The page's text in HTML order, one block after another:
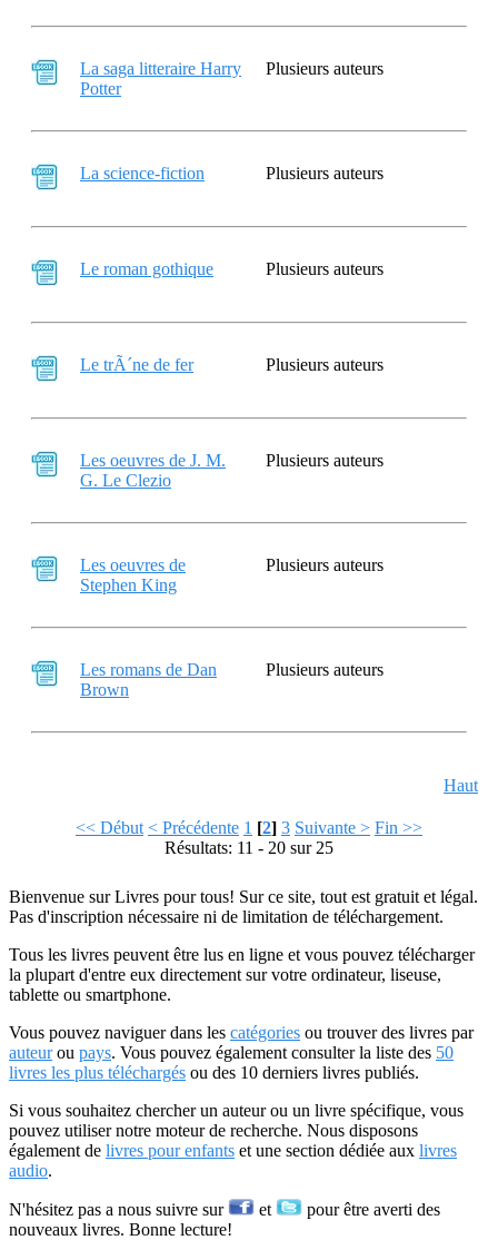
La saga litteraire Harry
Potter
Plusieurs auteurs
La science-fiction Plusieurs auteurs
Le roman gothique Plusieurs auteurs
Le trÃ´ne de fer Plusieurs auteurs
Les oeuvres de J. M.
G. Le Clezio
Plusieurs auteurs
Les oeuvres de
Stephen King
Plusieurs auteurs
Les romans de Dan
Brown
Plusieurs auteurs
Haut
<< Début < Précédente 1 [2] 3 Suivante > Fin >>
Résultats: 11 - 20 sur 25
Bienvenue sur Livres pour tous! Sur ce site, tout est gratuit et légal.
Pas d'inscription nécessaire ni de limitation de téléchargement.
Tous les livres peuvent être lus en ligne et vous pouvez télécharger
la plupart d'entre eux directement sur votre ordinateur, liseuse,
tablette ou smartphone.
Vous pouvez naviguer dans les catégories ou trouver des livres par
auteurou pays. Vous pouvez également consulter la liste des 50
livres les plus téléchargés ou des 10 derniers livres publiés.
Si vous souhaitez chercher un auteur ou un livre spécifique, vous
pouvez utiliser notre moteur de recherche. Nous disposons
également de livres pour enfants et une section dédiée aux livres
audio.
N'hésitez pas a nous suivre sur et
pour être averti des
nouveaux livres. Bonne lecture!